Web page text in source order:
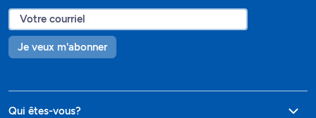
Je veux m'abonner
Qui êtes-vous?